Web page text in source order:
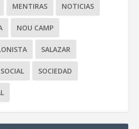
MENTIRAS NOTICIAS
NOU CAMP
SALAZAR
SOCIAL SOCIEDAD